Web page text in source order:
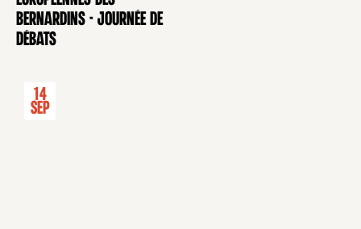
Bernardins - Journée de
débats
14
Sep